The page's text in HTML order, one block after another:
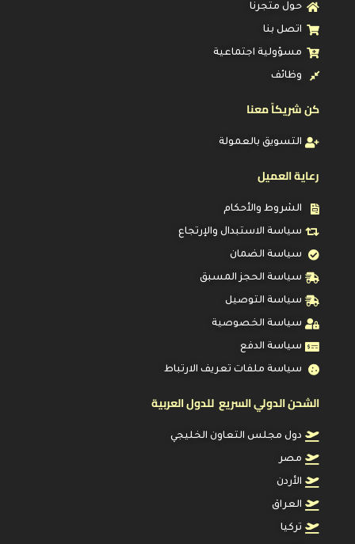
حول متجرنا
اتصل بنا
مسؤولية اجتماعية
وظائف
كن شريكاً معنا
التسويق بالعمولة
رعاية العميل
الشروط والأحكام
سياسة الاستبدال والإرتجاع
سياسة الضمان
سياسة الحجز المسبق
سياسة التوصيل
سياسة الخصوصية
سياسة الدفع
سياسة ملفات تعريف الارتباط
الشحن الدولي السريع للدول العربية
دول مجلس التعاون الخليجي
مصر
الأردن
العراق
تركيا